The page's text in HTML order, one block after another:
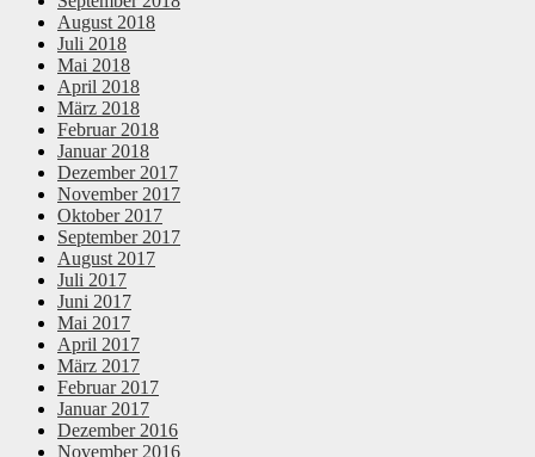
August 2018
Juli 2018
Mai 2018
April 2018
März 2018
Februar 2018
Januar 2018
Dezember 2017
November 2017
Oktober 2017
September 2017
August 2017
Juli 2017
Juni 2017
Mai 2017
April 2017
März 2017
Februar 2017
Januar 2017
Dezember 2016
November 2016